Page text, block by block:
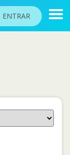
ENTRAR